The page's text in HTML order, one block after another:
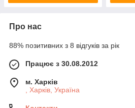
Про нас
88% позитивних з 8 відгуків за рік
Працює з 30.08.2012
м. Харків
, Харків, Україна